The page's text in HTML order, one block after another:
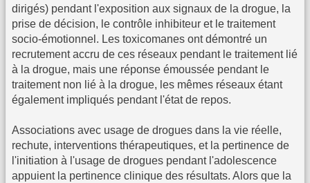
dirigés) pendant l'exposition aux signaux de la drogue, la
prise de décision, le contrôle inhibiteur et le traitement
socio-émotionnel. Les toxicomanes ont démontré un
recrutement accru de ces réseaux pendant le traitement lié
à la drogue, mais une réponse émoussée pendant le
traitement non lié à la drogue, les mêmes réseaux étant
également impliqués pendant l'état de repos.
Associations avec usage de drogues dans la vie réelle,
rechute, interventions thérapeutiques, et la pertinence de
l'initiation à l'usage de drogues pendant l'adolescence
appuient la pertinence clinique des résultats. Alors que la